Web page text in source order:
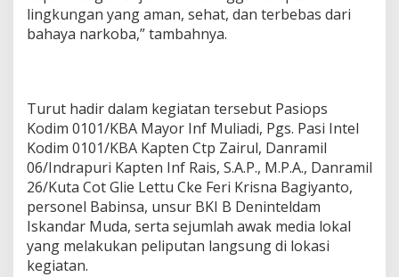
lingkungan yang aman, sehat, dan terbebas dari
bahaya narkoba,” tambahnya.
Turut hadir dalam kegiatan tersebut Pasiops
Kodim 0101/KBA Mayor Inf Muliadi, Pgs. Pasi Intel
Kodim 0101/KBA Kapten Ctp Zairul, Danramil
06/Indrapuri Kapten Inf Rais, S.A.P., M.P.A., Danramil
26/Kuta Cot Glie Lettu Cke Feri Krisna Bagiyanto,
personel Babinsa, unsur BKI B Deninteldam
Iskandar Muda, serta sejumlah awak media lokal
yang melakukan peliputan langsung di lokasi
kegiatan.